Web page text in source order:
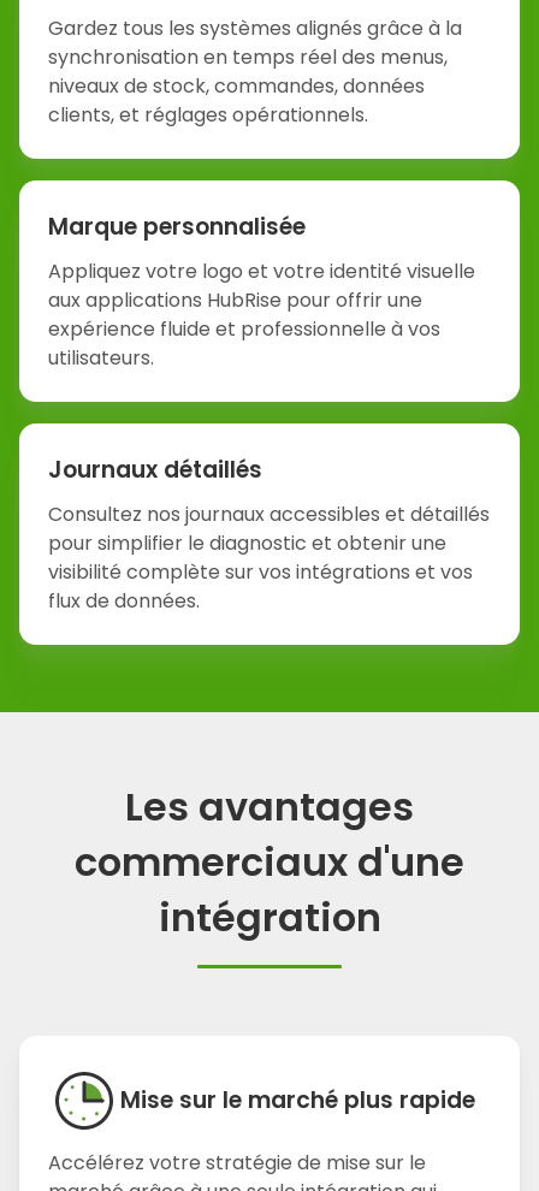
Gardez tous les systèmes alignés grâce à la
synchronisation en temps réel des menus,
niveaux de stock, commandes, données
clients, et réglages opérationnels.
Marque personnalisée
Appliquez votre logo et votre identité visuelle
aux applications HubRise pour offrir une
expérience fluide et professionnelle à vos
utilisateurs.
Journaux détaillés
Consultez nos journaux accessibles et détaillés
pour simplifier le diagnostic et obtenir une
visibilité complète sur vos intégrations et vos
flux de données.
Les avantages
commerciaux d'une
intégration
Mise sur le marché plus rapide
Accélérez votre stratégie de mise sur le